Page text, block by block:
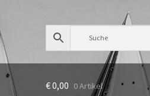
€0,00 0 Artikel